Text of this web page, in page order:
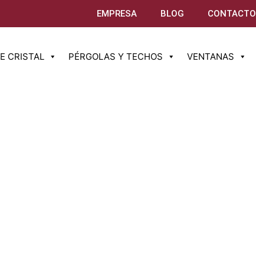
EMPRESA BLOG CONTACTO
CRISTAL PÉRGOLAS Y TECHOS VENTANAS